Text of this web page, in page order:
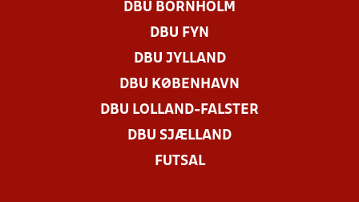
DBU BORNHOLM
DBU FYN
DBU JYLLAND
DBU KØBENHAVN
DBU LOLLAND-FALSTER
DBU SJÆLLAND
FUTSAL